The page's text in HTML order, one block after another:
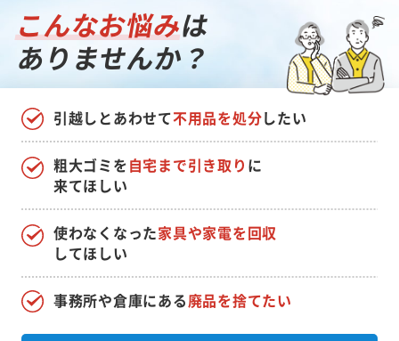
こんなお悩みは
ありませんか？
引越しとあわせて不用品を処分したい
使わなくなった家具や家電を回収
してほしい
粗大ゴミを自宅まで引き取り に
来てほしい
事務所や倉庫にある廃品を捨てたい